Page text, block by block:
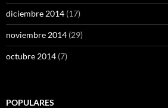
diciembre 2014 (17)
noviembre 2014 (29)
octubre 2014 (7)
POPULARES